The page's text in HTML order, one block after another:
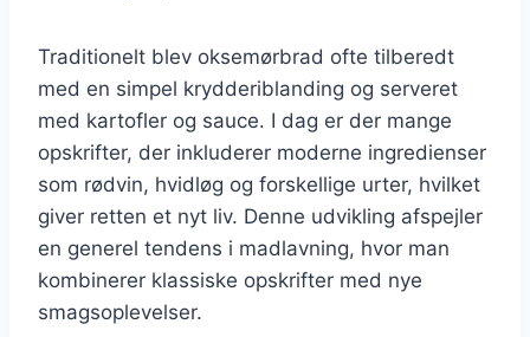
Traditionelt blev oksemørbrad ofte tilberedt
med en simpel krydderiblanding og serveret
med kartofler og sauce. I dag er der mange
opskrifter, der inkluderer moderne ingredienser
som rødvin, hvidløg og forskellige urter, hvilket
giver retten et nyt liv. Denne udvikling afspejler
en generel tendens i madlavning, hvor man
kombinerer klassiske opskrifter med nye
smagsoplevelser.